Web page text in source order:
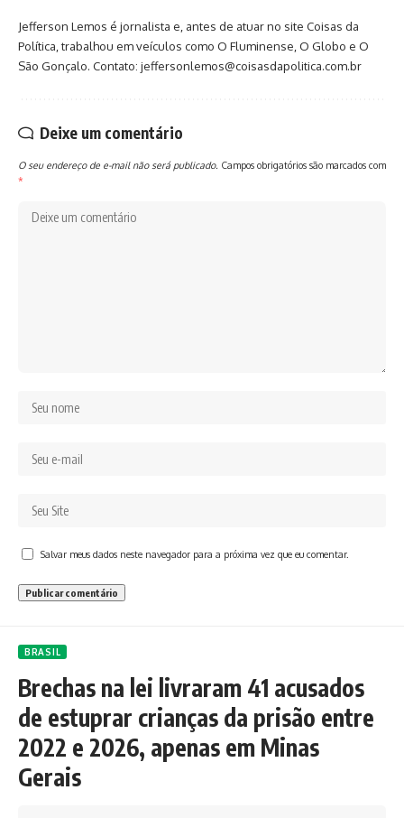
Jefferson Lemos é jornalista e, antes de atuar no site Coisas da
Política, trabalhou em veículos como O Fluminense, O Globo e O
São Gonçalo. Contato: jeffersonlemos@coisasdapolitica.com.br
Deixe um comentário
O seu endereço de e-mail não será publicado. Campos obrigatórios são marcados com
*
Salvar meus dados neste navegador para a próxima vez que eu comentar.
BRASIL
Brechas na lei livraram 41 acusados
de estuprar crianças da prisão entre
2022 e 2026, apenas em Minas
Gerais